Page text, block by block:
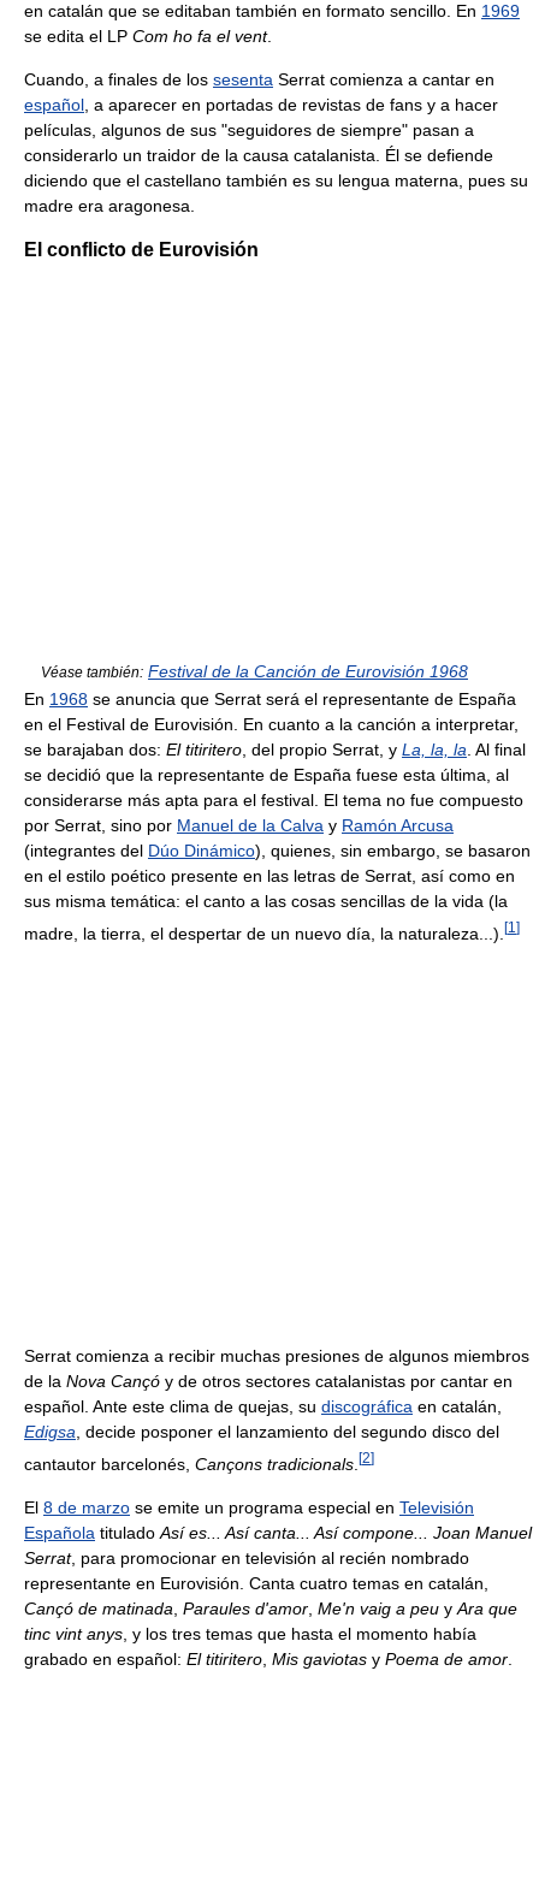
en catalán que se editaban también en formato sencillo. En 1969
se edita el LP Com ho fa el vent.
Cuando, a finales de los sesenta Serrat comienza a cantar en
español , a aparecer en portadas de revistas de fans y a hacer
películas, algunos de sus "seguidores de siempre" pasan a
considerarlo un traidor de la causa catalanista. Él se defiende
diciendo que el castellano también es su lengua materna, pues su
madre era aragonesa.
El conflicto de Eurovisión
Véase también: Festival de la Canción de Eurovisión 1968
En 1968 se anuncia que Serrat será el representante de España
en el Festival de Eurovisión. En cuanto a la canción a interpretar,
se barajaban dos: El titiritero, del propio Serrat, y La, la, la. Al final
se decidió que la representante de España fuese esta última, al
considerarse más apta para el festival. El tema no fue compuesto
por Serrat, sino por Manuel de la Calva y Ramón Arcusa
(integrantes del Dúo Dinámico), quienes, sin embargo, se basaron
en el estilo poético presente en las letras de Serrat, así como en
sus misma temática: el canto a las cosas sencillas de la vida (la
madre, la tierra, el despertar de un nuevo día, la naturaleza...). [1 ]
Serrat comienza a recibir muchas presiones de algunos miembros
de la Nova Cançó y de otros sectores catalanistas por cantar en
español. Ante este clima de quejas, su discográfica en catalán,
Edigsa , decide posponer el lanzamiento del segundo disco del
cantautor barcelonés, Cançons tradicionals [2]
El 8 de marzo se emite un programa especial en Televisión
Española titulado Así es... Así canta... Así compone... Joan Manuel
Serrat, para promocionar en televisión al recién nombrado
representante en Eurovisión. Canta cuatro temas en catalán,
Cançó de matinada Paraules d'amor Me'n vaig a peu y Ara que
tinc vint anys , y los tres temas que hasta el momento había
grabado en español: El titiritero Mis gaviotas y Poema de amor